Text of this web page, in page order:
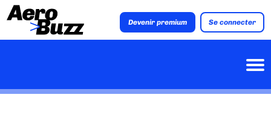
Devenir premium Se connecter